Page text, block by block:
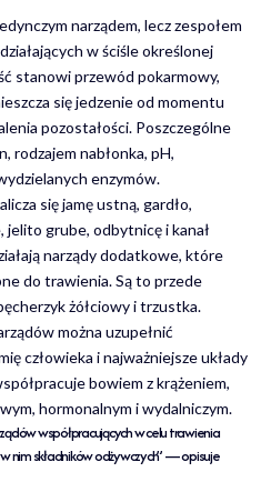
narządem, lecz zespołem
w ściśle określonej
stanowi przewód pokarmowy,
się jedzenie od momentu
pozostałości. Poszczególne
rodzajem nabłonka, pH,
enzymów.
się jamę ustną, gardło,
jelito grube, odbytnicę i kanał
narządy dodatkowe, które
do trawienia. Są to przede
żółciowy i trzustka.
można uzupełnić
człowieka i najważniejsze układy
bowiem z krążeniem,
hormonalnym i wydalniczym.
współpracujących w celu trawienia
nim składników odżywczych” — opisuje